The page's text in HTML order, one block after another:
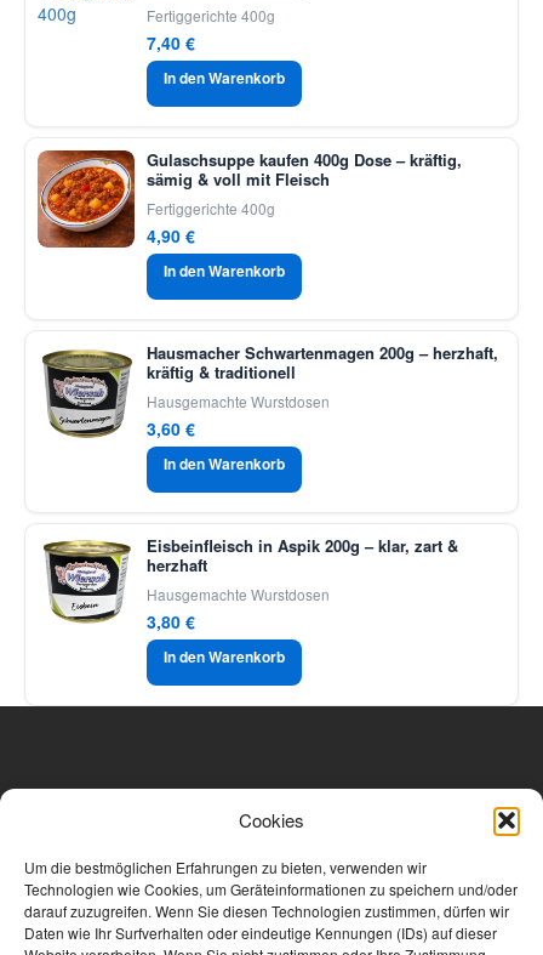
Cookies
Um die bestmöglichen Erfahrungen zu bieten, verwenden wir
Technologien wie Cookies, um Geräteinformationen zu speichern und/oder
darauf zuzugreifen. Wenn Sie diesen Technologien zustimmen, dürfen wir
Daten wie Ihr Surfverhalten oder eindeutige Kennungen (IDs) auf dieser
Fertiggerichte 400g
7,40 €
In den Warenkorb
Gulaschsuppe kaufen 400g Dose – kräftig,
sämig & voll mit Fleisch
Fertiggerichte 400g
4,90 €
In den Warenkorb
Hausmacher Schwartenmagen 200g – herzhaft,
kräftig & traditionell
Hausgemachte Wurstdosen
3,60 €
In den Warenkorb
Eisbeinfleisch in Aspik 200g – klar, zart &
herzhaft
Hausgemachte Wurstdosen
3,80 €
In den Warenkorb
✉ info@metzgerei-wiersch.de
Telefon oder Whasapp: 02653-8365
© 2025 Metzgerei Wiersch